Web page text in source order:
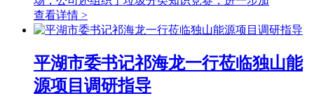
查看详情 >
平湖市委书记祁海龙一行莅临独山能
源项目调研指导